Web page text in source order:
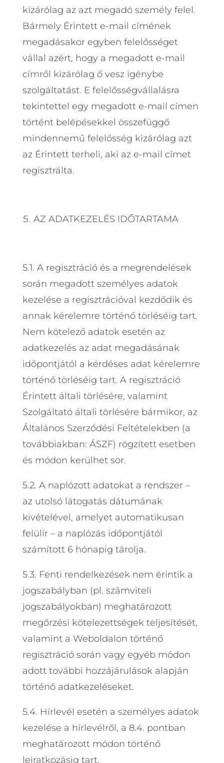
kizárólag az azt megadó személy felel.
Bármely Érintett e-mail címének
megadásakor egyben felelősséget
vállal azért, hogy a megadott e-mail
címről kizárólag ő vesz igénybe
szolgáltatást. E felelősségvállalásra
tekintettel egy megadott e-mail címen
történt belépésekkel összefüggő
mindennemű felelősség kizárólag azt
az Érintett terheli, aki az e-mail címet
regisztrálta.
AZ ADATKEZELÉS IDŐTARTAMA
5.1. A regisztráció és a megrendelések
során megadott személyes adatok
kezelése a regisztrációval kezdődik és
annak kérelemre történő törléséig tart.
Nem kötelező adatok esetén az
adatkezelés az adat megadásának
időpontjától a kérdéses adat kérelemre
történő törléséig tart. A regisztráció
Érintett általi törlésére, valamint
Szolgáltató általi törlésére bármikor, az
Általános Szerződési Feltételekben (a
továbbiakban: ÁSZF) rögzített esetben
és módon kerülhet sor.
5.2. A naplózott adatokat a rendszer –
az utolsó látogatás dátumának
kivételével, amelyet automatikusan
felülír – a naplózás időpontjától
számított 6 hónapig tárolja.
5.3. Fenti rendelkezések nem érintik a
jogszabályban (pl. számviteli
jogszabályokban) meghatározott
megőrzési kötelezettségek teljesítését,
valamint a Weboldalon történő
regisztráció során vagy egyéb módon
adott további hozzájárulások alapján
történő adatkezeléseket.
5.4. Hírlevél esetén a személyes adatok
kezelése a hírlevélről, a 8.4. pontban
meghatározott módon történő
leiratkozásig tart.